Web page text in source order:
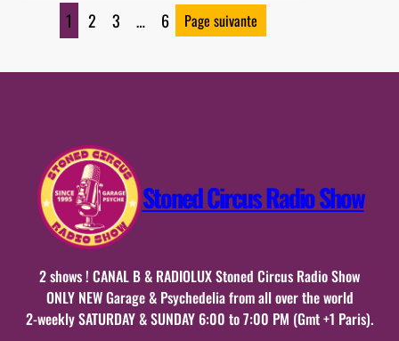
2024
1 2 3 … 6 Page suivante
Stoned Circus Radio Show
2 shows ! CANAL B & RADIOLUX Stoned Circus Radio Show
ONLY NEW Garage & Psychedelia from all over the world
2-weekly SATURDAY & SUNDAY 6:00 to 7:00 PM (Gmt +1 Paris).